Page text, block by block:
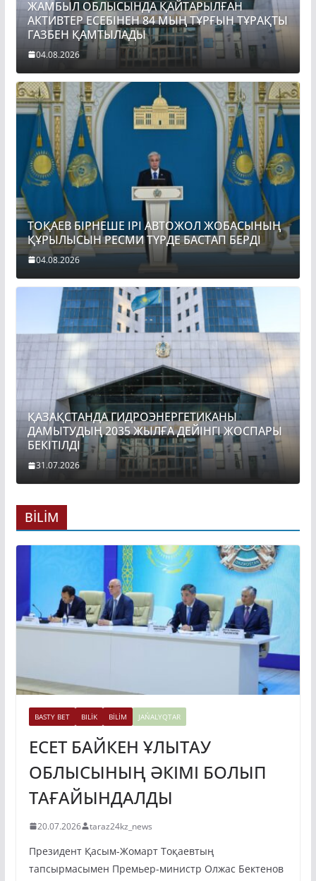
ЖАМБЫЛ ОБЛЫСЫНДА ҚАЙТАРЫЛҒАН
АКТИВТЕР ЕСЕБІНЕН 84 МЫҢ ТҰРҒЫН ТҰРАҚТЫ
ГАЗБЕН ҚАМТЫЛАДЫ
04.08.2026
ТОҚАЕВ БІРНЕШЕ ІРІ АВТОЖОЛ ЖОБАСЫНЫҢ
ҚҰРЫЛЫСЫН РЕСМИ ТҮРДЕ БАСТАП БЕРДІ
04.08.2026
ҚАЗАҚСТАНДА ГИДРОЭНЕРГЕТИКАНЫ
ДАМЫТУДЫҢ 2035 ЖЫЛҒА ДЕЙІНГІ ЖОСПАРЫ
БЕКІТІЛДІ
31.07.2026
BİLİM
BASTY BET BILİK BİLİM JAŃALYQTAR
ЕСЕТ БАЙКЕН ҰЛЫТАУ
ОБЛЫСЫНЫҢ ӘКІМІ БОЛЫП
ТАҒАЙЫНДАЛДЫ
20.07.2026 taraz24kz_news
Президент Қасым-Жомарт Тоқаевтың
тапсырмасымен Премьер-министр Олжас Бектенов